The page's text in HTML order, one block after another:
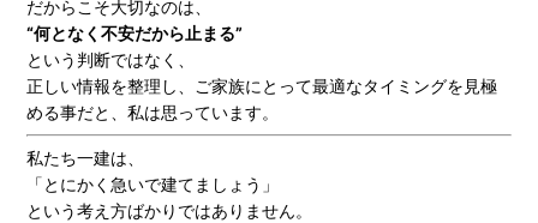
だからこそ大切なのは、
“何となく不安だから止まる”
という判断ではなく、
正しい情報を整理し、ご家族にとって最適なタイミングを見極
める事だと、私は思っています。
私たち一建は、
「とにかく急いで建てましょう」
という考え方ばかりではありません。